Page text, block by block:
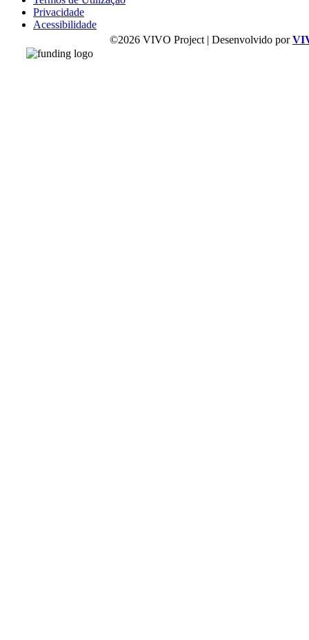
Privacidade
Acessibilidade
©2026 VIVO Project | Desenvolvido por